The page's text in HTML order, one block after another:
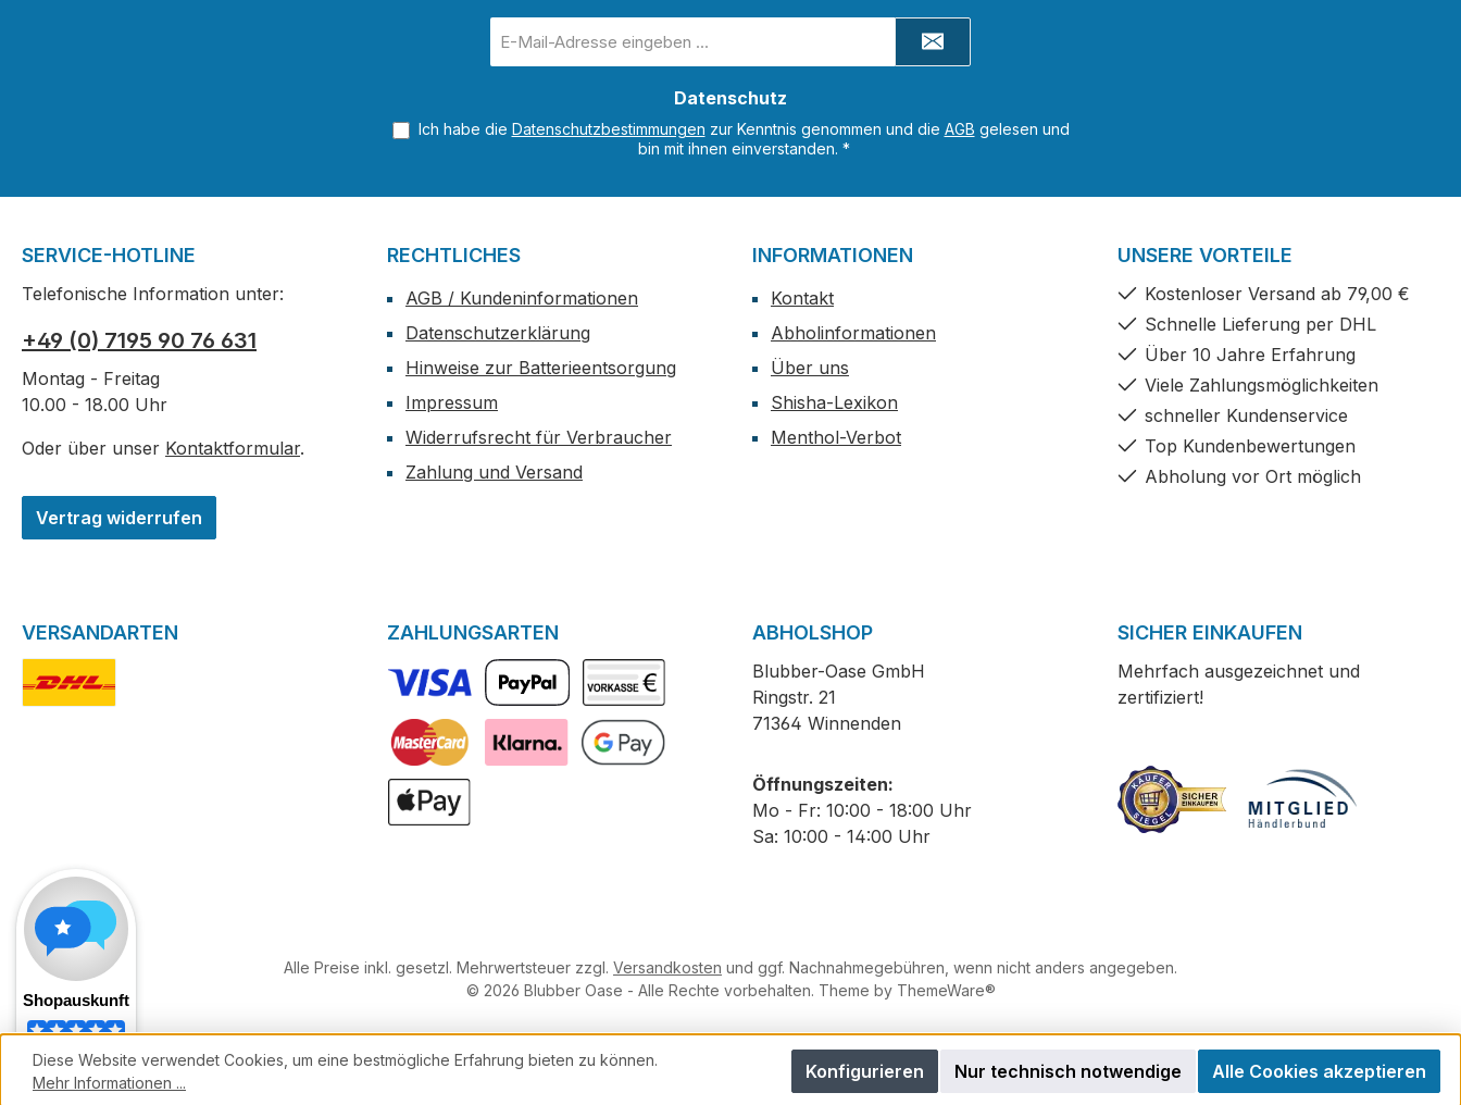
Mail-
Datenschutz
Ich habe die Datenschutzbestimmungen zur Kenntnis genommen und die AGB gelesen und
bin mit ihnen einverstanden. *
SERVICE-HOTLINE
Telefonische Information unter:
+49 (0) 7195 90 76 631
Montag - Freitag
10.00 - 18.00 Uhr
Oder über unser Kontaktformular.
Vertrag widerrufen
RECHTLICHES
AGB / Kundeninformationen
Datenschutzerklärung
Hinweise zur Batterieentsorgung
Impressum
Widerrufsrecht für Verbraucher
Zahlung und Versand
INFORMATIONEN
Kontakt
Abholinformationen
Über uns
Shisha-Lexikon
Menthol-Verbot
UNSERE VORTEILE
Kostenloser Versand ab 79,00 €
Schnelle Lieferung per DHL
Über 10 Jahre Erfahrung
Viele Zahlungsmöglichkeiten
schneller Kundenservice
Top Kundenbewertungen
Abholung vor Ort möglich
VERSANDARTEN ZAHLUNGSARTEN
Vorkasse
PayPal
Kreditkarte
VISA Logo
ABHOLSHOP
Blubber-Oase GmbH
Ringstr. 21
71364 Winnenden
Öffnungszeiten:
Mo - Fr: 10:00 - 18:00 Uhr
Sa: 10:00 - 14:00 Uhr
SICHER EINKAUFEN
Mehrfach ausgezeichnet und
zertifiziert!
Alle Preise inkl. gesetzl. Mehrwertsteuer zzgl. Versandkosten und ggf. Nachnahmegebühren, wenn nicht anders angegeben.
© 2026 Blubber Oase - Alle Rechte vorbehalten. Theme by ThemeWare®
Diese Website verwendet Cookies, um eine bestmögliche Erfahrung bieten zu können.
Mehr Informationen ...
Nur technisch notwendige
Konfigurieren Alle Cookies akzeptieren